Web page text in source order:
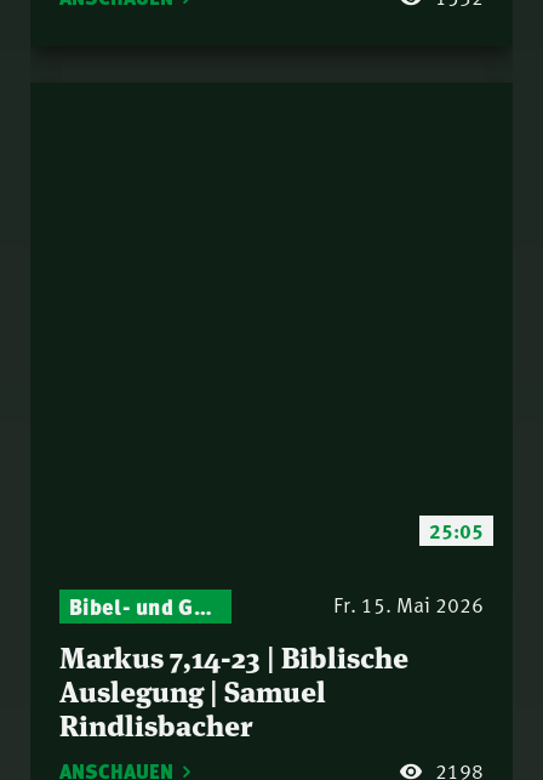
25:05
Bibel- und Gebetsstunde – Jeden Donnerstag neu: Vers-für-Vers-Auslegungen Fr. 15. Mai 2026
Markus 7,14-23 | Biblische
Auslegung | Samuel
Rindlisbacher
ANSCHAUEN 2198